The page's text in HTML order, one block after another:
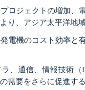
ロジェクトの増加、
り、アジア太平洋地
電機のコスト効率と
、通信、情報技術
需要をさらに促進す